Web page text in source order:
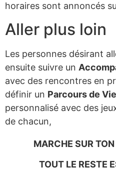
horaires sont annoncés
Aller plus loin
Les personnes désirant
ensuite suivre un
avec des rencontres en
définir un Parcours de Vie
personnalisé avec des
de chacun,
MARCHE SUR
TOUT LE RESTE